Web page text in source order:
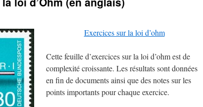
Exercices sur la loi d’ohm
Cette feuille d’exercices sur la loi d’ohm est de
complexité croissante. Les résultats sont données
en fin de documents ainsi que des notes sur les
points importants pour chaque exercice.